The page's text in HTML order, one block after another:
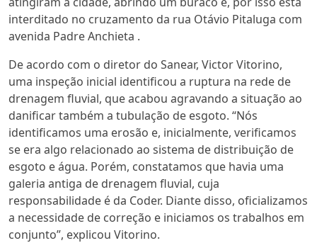
interditado no cruzamento da rua Otávio Pitaluga com
avenida PadreAnchieta .
De acordo com o diretor do Sanear, Victor Vitorino,
uma inspeção inicial identificou a ruptura na rede de
drenagem fluvial, que acabou agravando a situação ao
danificar também a tubulação de esgoto. “Nós
identificamos uma erosão e, inicialmente, verificamos
se era algo relacionado ao sistema de distribuição de
esgoto e água. Porém, constatamos que havia uma
galeria antiga de drenagem fluvial, cuja
responsabilidade é da Coder. Diante disso, oficializamos
a necessidade de correção e iniciamos os trabalhos em
conjunto”, explicou Vitorino.